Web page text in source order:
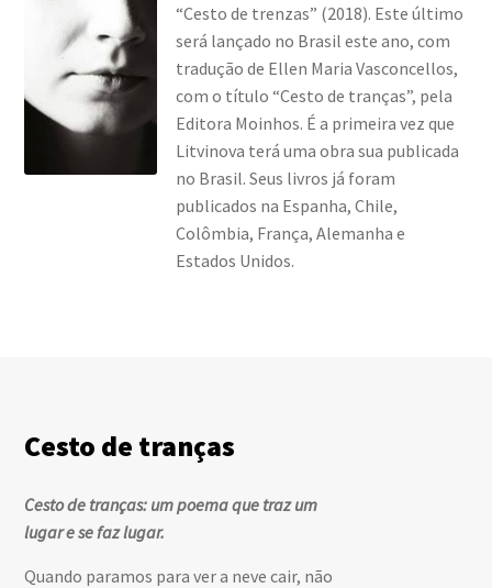
“Cesto de trenzas” (2018). Este último
será lançado no Brasil este ano, com
tradução de Ellen Maria Vasconcellos,
com o título “Cesto de tranças”, pela
Editora Moinhos. É a primeira vez que
Litvinova terá uma obra sua publicada
no Brasil. Seus livros já foram
publicados na Espanha, Chile,
Colômbia, França, Alemanha e
Estados Unidos.
Cesto de tranças
Cesto de tranças: um poema que traz um
lugar e se faz lugar.
Quando paramos para ver a neve cair, não